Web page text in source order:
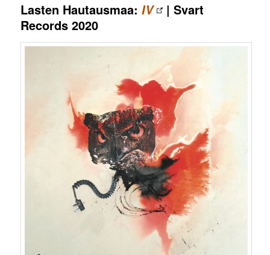
Lasten Hautausmaa:IV
| Svart
Records 2020